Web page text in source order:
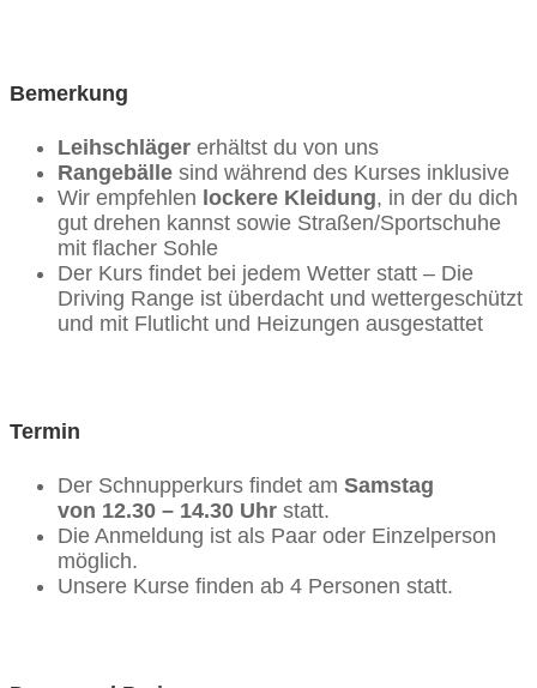
Bemerkung
Leihschläger erhältst du von uns
Rangebälle sind während des Kurses inklusive
Wir empfehlen lockere Kleidung, in der du dich
gut drehen kannst sowie Straßen/Sportschuhe
mit flacher Sohle
Der Kurs findet bei jedem Wetter statt – Die
Driving Range ist überdacht und wettergeschützt
und mit Flutlicht und Heizungen ausgestattet
Termin
Der Schnupperkurs findet am Samstag
von 12.30 – 14.30 Uhr statt.
Die Anmeldung ist als Paar oder Einzelperson
möglich.
Unsere Kurse finden ab 4 Personen statt.